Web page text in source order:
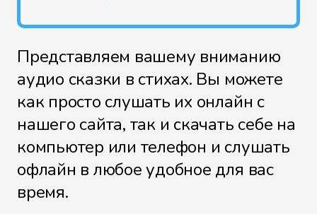
Представляем вашему вниманию
аудио сказки в стихах. Вы можете
как просто слушать их онлайн с
нашего сайта, так и скачать себе на
компьютер или телефон и слушать
офлайн в любое удобное для вас
время.